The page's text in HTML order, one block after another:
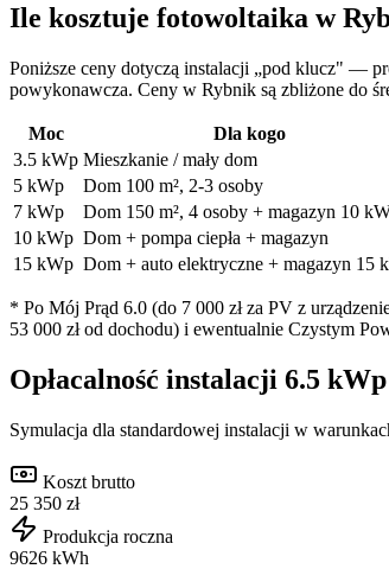
Ile kosztuje fotowoltaika w
Poniższe ceny dotyczą instalacji „pod klucz" —
powykonawcza. Ceny w Rybnik są zbliżone do
Moc Dla kogo
3.5 kWp Mieszkanie / mały dom
5 kWp Dom 100 m², 2-3 osoby
7 kWp Dom 150 m², 4 osoby + magazyn 10
10 kWp Dom + pompa ciepła + magazyn
15 kWp Dom + auto elektryczne + magazyn 15
* Po Mój Prąd 6.0 (do 7 000 zł za PV z
53 000 zł od dochodu) i ewentualnie Czystym
Opłacalność instalacji 6.5
Symulacja dla standardowej instalacji w
Koszt brutto
25 350 zł
Produkcja roczna
9626 kWh